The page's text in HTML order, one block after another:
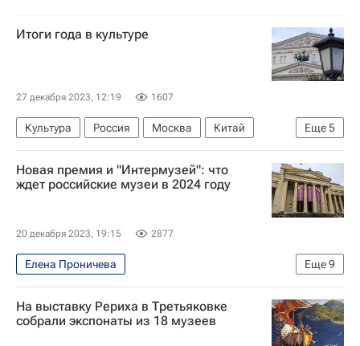
Итоги года в культуре
27 декабря 2023, 12:19 1607
Еще5
Культура Россия Москва
Китай
Валерий Гергиев
Данила Козловский
Ольга Любимова
Зарядье
Федеральная служба по надзору в сфере связи, информационных технологий и массовых коммуникаций (Роскомнадзор)
Новая премия и "Интермузей": что
ждет российские музеи в 2024 году
20 декабря 2023, 19:15 2877
Еще9
Елена Проничева
Музейные маршруты России
Екатерина Проничева
На выставку Рериха в Третьяковке
собрали экспонаты из 18 музеев